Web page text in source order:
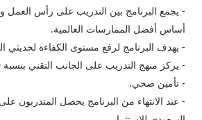
- يجمع البرنامج بين التدريب على رأس العمل
أساس أفضل الممارسات العالمية.
- يهدف البرنامج لرفع مستوى الكفاءة لحديثي
- يركز منهج التدريب على الجانب التقني بنسبة 80%.
- تأمين صحي.
- عند الانتهاء من البرنامج يحصل